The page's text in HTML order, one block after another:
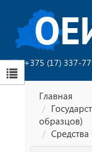
+375 (17) 337-
Главная
образцов)